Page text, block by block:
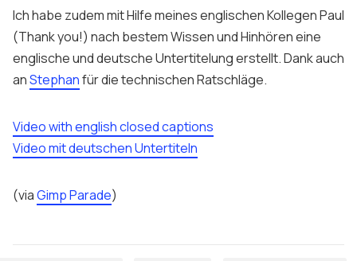
Ich habe zudem mit Hilfe meines englischen KollegenPaul
(Thank you!) nach bestem Wissen und Hinhören eine
englische und deutscheUntertitelung erstellt. Dank auch
anStephanfür die technischen Ratschläge.
Videowith englishclosed captions
Video mit deutschen Untertiteln
(viaGimp Parade)